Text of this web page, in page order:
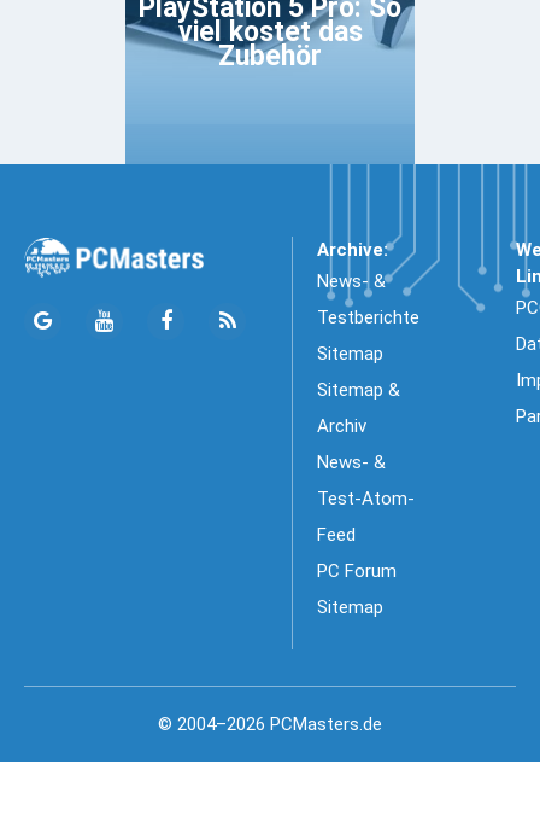
PlayStation 5 Pro: So
viel kostet das
Zubehör
Archive:
News- &
Testberichte
Sitemap
Sitemap &
Archiv
News- &
Test-Atom-
Feed
PC Forum
Sitemap
© 2004–2026 PCMasters.de